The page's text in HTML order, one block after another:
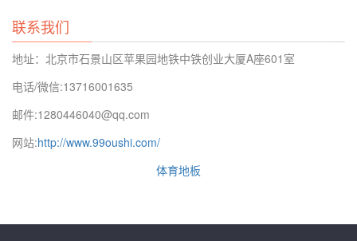
行比较，并选择具有较高的性价比买的。如果你想便宜，有质量
问题的概率很高，甚至有害物质的存在。
联系我们
地址：北京市石景山区苹果园地铁中铁创业大厦A座601室
电话/微信:13716001635
邮件:1280446040@qq.com
网站:http://www.99oushi.com/
体育地板